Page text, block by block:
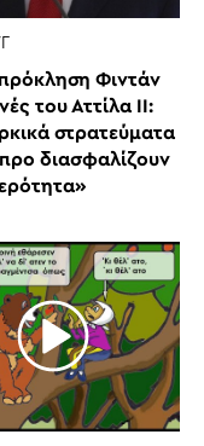
Φιντάν
του Αττίλα ΙΙ:
στρατεύματα
διασφαλίζουν